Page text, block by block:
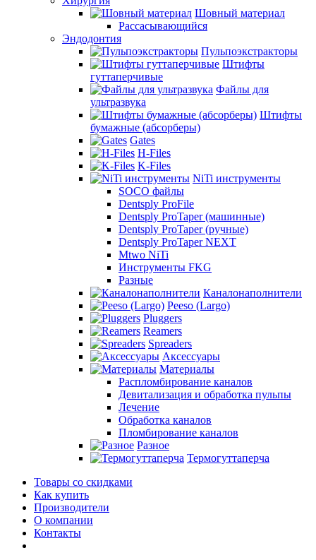
Шовный материал
Рассасывающийся
Эндодонтия
Пульпоэкстракторы
Штифты
гуттаперчивые
Файлы для
ультразвука
Штифты
бумажные (абсорберы)
Gates
H-Files
K-Files
NiTi инструменты
SOCO файлы
Dentsply ProFile
Dentsply ProTaper (машинные)
Dentsply ProTaper (ручные)
Dentsply ProTaper NEXT
Mtwo NiTi
Инструменты FKG
Разные
Каналонаполнители
Peeso (Largo)
Pluggers
Reamers
Spreaders
Аксессуары
Материалы
Распломбирование каналов
Девитализация и обработка пульпы
Лечение
Обработка каналов
Пломбирование каналов
Разное
Термогуттаперча
Товары со скидками
Как купить
Производители
О компании
Контакты